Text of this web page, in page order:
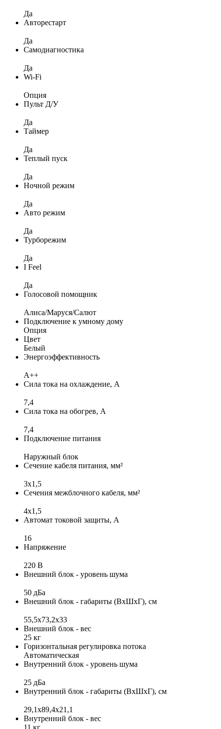
Да
Авторестарт
Да
Самодиагностика
Да
Wi-Fi
Опция
Пульт Д/У
Да
Таймер
Да
Теплый пуск
Да
Ночной режим
Да
Авто режим
Да
Турборежим
Да
I Feel
Да
Голосовой помощник
Алиса/Маруся/Салют
Подключение к умному дому
Опция
Цвет
Белый
Энергоэффективность
A++
Сила тока на охлаждение, А
7,4
Сила тока на обогрев, А
7,4
Подключение питания
Наружный блок
Сечение кабеля питания, мм²
3x1,5
Сечения межблочного кабеля, мм²
4х1,5
Автомат токовой защиты, А
16
Напряжение
220 В
Внешний блок - уровень шума
50 дБа
Внешний блок - габариты (ВхШхГ), см
55,5x73,2x33
Внешний блок - вес
25 кг
Горизонтальная регулировка потока
Автоматическая
Внутренний блок - уровень шума
25 дБа
Внутренний блок - габариты (ВхШхГ), см
29,1х89,4х21,1
Внутренний блок - вес
11 кг